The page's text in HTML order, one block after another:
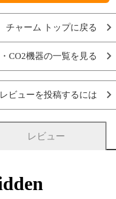
チャーム トップに戻る
CO2機器の一覧を見る
ビューを投稿するには
レビュー